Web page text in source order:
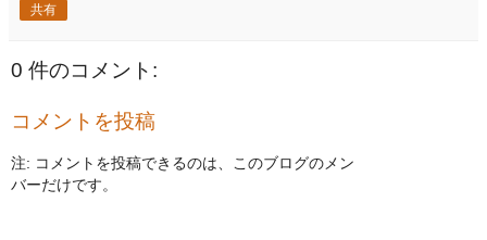
共有
0 件のコメント:
コメントを投稿
注: コメントを投稿できるのは、このブログのメン
バーだけです。